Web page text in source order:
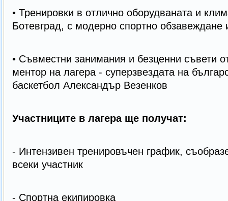
• Тренировки в отлично оборудваната и
Ботевград, с модерно спортно обзавеждане
• Съвместни занимания и безценни съвети
ментор на лагера - суперзвездата на
баскетбол Александър Везенков
Участниците в лагера ще получат:
- Интензивен тренировъчен график,
всеки участник
- Спортна екипировка